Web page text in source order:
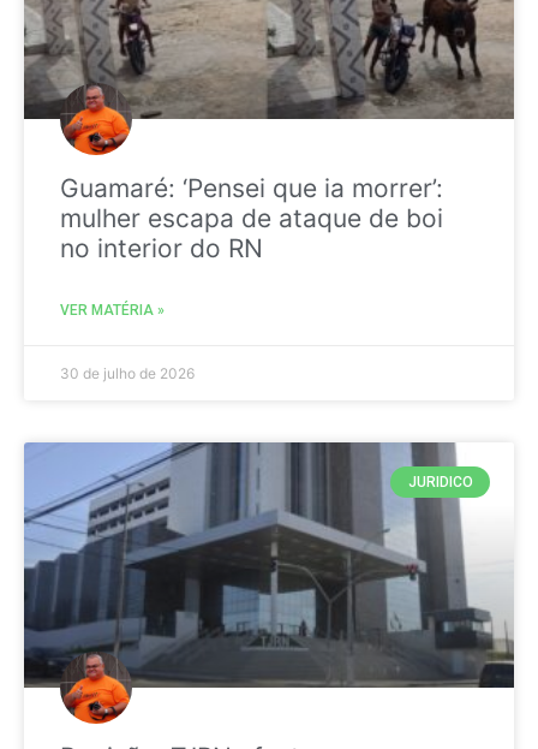
Guamaré: ‘Pensei que ia morrer’:
mulher escapa de ataque de boi
no interior do RN
VER MATÉRIA »
30 de julho de 2026
JURIDICO